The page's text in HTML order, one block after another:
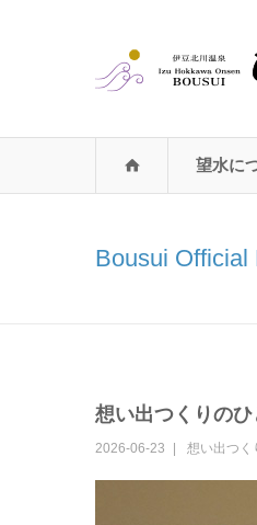
望水に
Bousui Official
想い出つくりのひ
2026-06-23 想い出つく